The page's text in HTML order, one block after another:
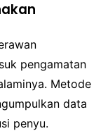
pengamatan
Metode
data
penyu.